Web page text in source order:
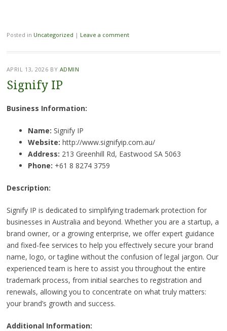
Posted in Uncategorized | Leave a comment
APRIL 13, 2026 BY ADMIN
Signify IP
Business Information:
Name: Signify IP
Website: http://www.signifyip.com.au/
Address: 213 Greenhill Rd, Eastwood SA 5063
Phone: +61 8 8274 3759
Description:
Signify IP is dedicated to simplifying trademark protection for
businesses in Australia and beyond. Whether you are a startup, a
brand owner, or a growing enterprise, we offer expert guidance
and fixed-fee services to help you effectively secure your brand
name, logo, or tagline without the confusion of legal jargon. Our
experienced team is here to assist you throughout the entire
trademark process, from initial searches to registration and
renewals, allowing you to concentrate on what truly matters:
your brand’s growth and success.
Additional Information: